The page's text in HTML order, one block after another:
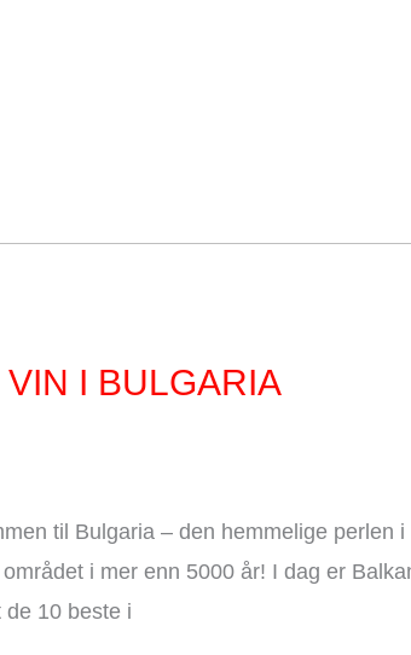
I BULGARIA
til Bulgaria – den hemmelige perlen
i mer enn 5000 år! I dag er
10 beste i